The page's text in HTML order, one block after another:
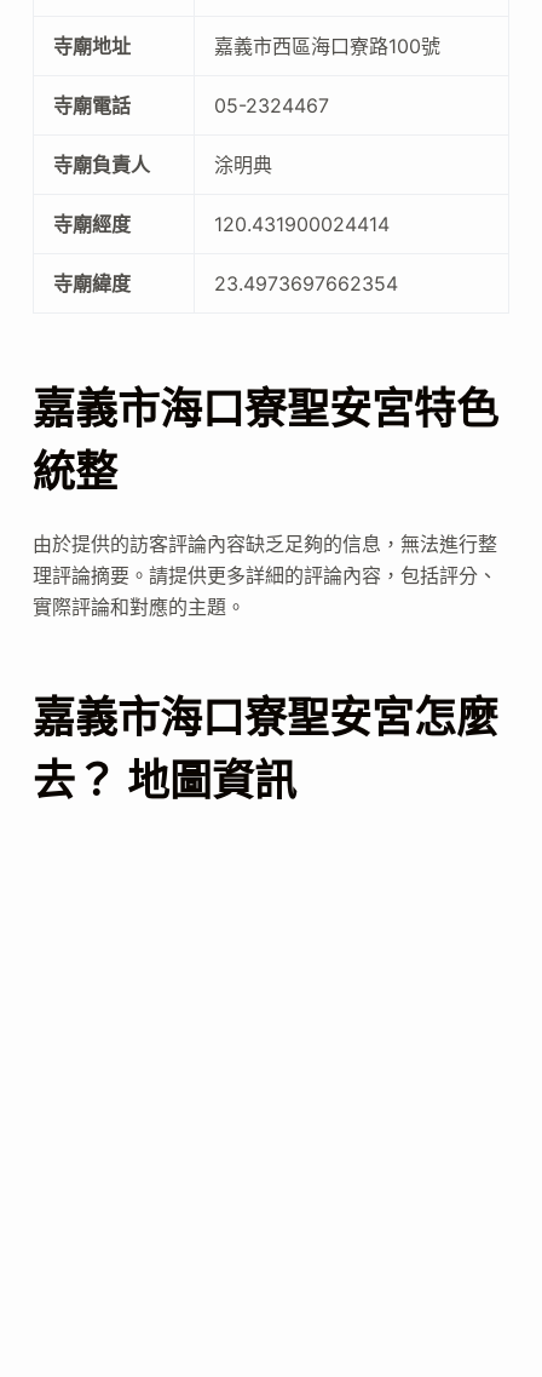
寺廟地址 嘉義市西區海口寮路100號
寺廟電話 05-2324467
寺廟負責人 涂明典
寺廟經度 120.431900024414
寺廟緯度 23.4973697662354
嘉義市海口寮聖安宮特色
統整
由於提供的訪客評論內容缺乏足夠的信息，無法進行整
理評論摘要。請提供更多詳細的評論內容，包括評分、
實際評論和對應的主題。
嘉義市海口寮聖安宮怎麼
去？ 地圖資訊